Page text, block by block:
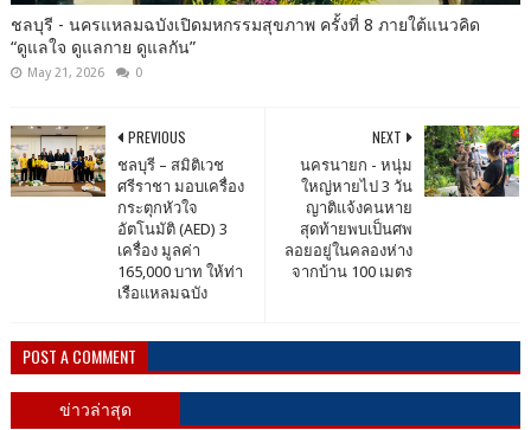
ชลบุรี - นครแหลมฉบังเปิดมหกรรมสุขภาพ ครั้งที่ 8 ภายใต้แนวคิด
“ดูแลใจ ดูแลกาย ดูแลกัน”
May 21, 2026 0
NEXT
นครนายก - หนุ่ม
ใหญ่หายไป 3 วัน
ญาติแจ้งคนหาย
สุดท้ายพบเป็นศพ
ลอยอยู่ในคลองห่าง
จากบ้าน 100 เมตร
PREVIOUS
ชลบุรี – สมิติเวช
ศรีราชา มอบเครื่อง
กระตุกหัวใจ
อัตโนมัติ (AED) 3
เครื่อง มูลค่า
165,000 บาท ให้ท่า
เรือแหลมฉบัง
POST A COMMENT
ข่าวล่าสุด